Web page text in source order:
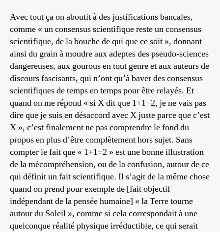
Avec tout ça on aboutit à des justifications bancales,
comme « un consensus scientifique reste un consensus
scientifique, de la bouche de qui que ce soit », donnant
ainsi du grain à moudre aux adeptes des pseudo-sciences
dangereuses, aux gourous en tout genre et aux auteurs de
discours fascisants, qui n’ont qu’à baver des consensus
scientifiques de temps en temps pour être relayés. Et
quand on me répond « si X dit que 1+1=2, je ne vais pas
dire que je suis en désaccord avec X juste parce que c’est
X », c’est finalement ne pas comprendre le fond du
propos en plus d’être complètement hors sujet. Sans
compter le fait que « 1+1=2 » est une bonne illustration
de la mécompréhension, ou de la confusion, autour de ce
qui définit un fait scientifique. Il s’agit de la même chose
quand on prend pour exemple de [fait objectif
indépendant de la pensée humaine] « la Terre tourne
autour du Soleil », comme si cela correspondait à une
quelconque réalité physique irréductible, ce qui serait